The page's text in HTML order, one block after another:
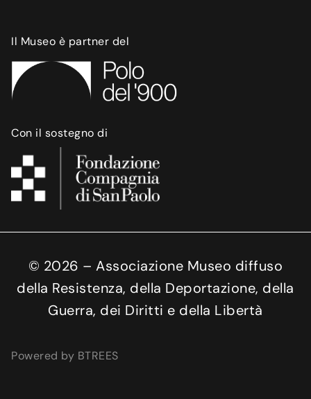
Il Museo è partner del
Con il sostegno di
© 2026 – Associazione Museo diffuso
della Resistenza, della Deportazione, della
Guerra, dei Diritti e della Libertà
Powered by BTREES